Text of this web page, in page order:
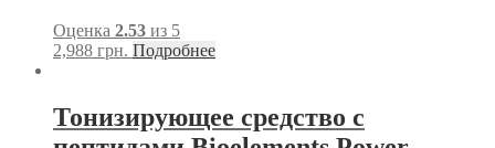
Оценка 2.53 из 5
2,988 грн. Подробнее
Тонизирующее средство с